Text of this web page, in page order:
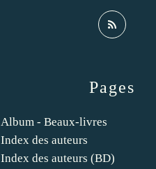
Pages
Album - Beaux-livres
Index des auteurs
Index des auteurs (BD)